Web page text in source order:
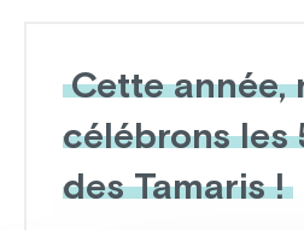
Cette année,
célébronsles
des Tamaris !